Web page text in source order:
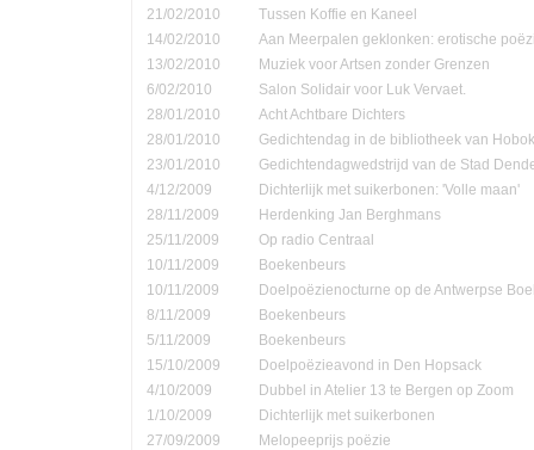
21/02/2010
Tussen Koffie en Kaneel
14/02/2010
Aan Meerpalen geklonken: erotische
13/02/2010
Muziek voor Artsen zonder Grenzen
6/02/2010
Salon Solidair voor Luk Vervaet.
28/01/2010
Acht Achtbare Dichters
28/01/2010
Gedichtendag in de bibliotheek van
23/01/2010
Gedichtendagwedstrijd van de Stad
4/12/2009
Dichterlijk met suikerbonen: 'Volle maan'
28/11/2009
Herdenking Jan Berghmans
25/11/2009
Op radio Centraal
10/11/2009
Boekenbeurs
10/11/2009
Doelpoëzienocturne op de Antwerpse
8/11/2009
Boekenbeurs
5/11/2009
Boekenbeurs
15/10/2009
Doelpoëzieavond in Den Hopsack
4/10/2009
Dubbel in Atelier 13 te Bergen op Zoom
1/10/2009
Dichterlijk met suikerbonen
27/09/2009
Melopeeprijs poëzie